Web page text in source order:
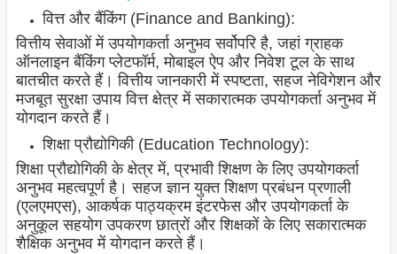
वित्त और बैंकिंग (Finance and Banking):
वित्तीय सेवाओं में उपयोगकर्ता अनुभव सर्वोपरि है, जहां ग्राहक
ऑनलाइन बैंकिंग प्लेटफॉर्म, मोबाइल ऐप और निवेश टूल के साथ
बातचीत करते हैं। वित्तीय जानकारी में स्पष्टता, सहज नेविगेशन और
मजबूत सुरक्षा उपाय वित्त क्षेत्र में सकारात्मक उपयोगकर्ता अनुभव में
योगदान करते हैं।
शिक्षा प्रौद्योगिकी (Education Technology):
शिक्षा प्रौद्योगिकी के क्षेत्र में, प्रभावी शिक्षण के लिए उपयोगकर्ता
अनुभव महत्वपूर्ण है। सहज ज्ञान युक्त शिक्षण प्रबंधन प्रणाली
(एलएमएस), आकर्षक पाठ्यक्रम इंटरफेस और उपयोगकर्ता के
अनुकूल सहयोग उपकरण छात्रों और शिक्षकों के लिए सकारात्मक
शैक्षिक अनुभव में योगदान करते हैं।